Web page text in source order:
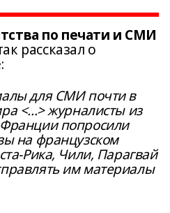
по печати и СМИ
рассказал о
для СМИ почти в
<...> журналисты из
попросили
на французском
Рика, Чили, Парагвай
им материалы